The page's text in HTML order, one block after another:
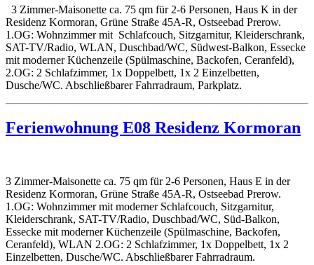
3 Zimmer-Maisonette ca. 75 qm für 2-6 Personen, Haus K in der
Residenz Kormoran, Grüne Straße 45A-R, Ostseebad Prerow.
1.OG: Wohnzimmer mit Schlafcouch, Sitzgarnitur, Kleiderschrank,
SAT-TV/Radio, WLAN, Duschbad/WC, Südwest-Balkon, Essecke
mit moderner Küchenzeile (Spülmaschine, Backofen, Ceranfeld),
2.OG: 2 Schlafzimmer, 1x Doppelbett, 1x 2 Einzelbetten,
Dusche/WC. Abschließbarer Fahrradraum, Parkplatz.
Ferienwohnung E08 Residenz Kormoran
3 Zimmer-Maisonette ca. 75 qm für 2-6 Personen, Haus E in der
Residenz Kormoran, Grüne Straße 45A-R, Ostseebad Prerow.
1.OG: Wohnzimmer mit moderner Schlafcouch, Sitzgarnitur,
Kleiderschrank, SAT-TV/Radio, Duschbad/WC, Süd-Balkon,
Essecke mit moderner Küchenzeile (Spülmaschine, Backofen,
Ceranfeld), WLAN 2.OG: 2 Schlafzimmer, 1x Doppelbett, 1x 2
Einzelbetten, Dusche/WC. Abschließbarer Fahrradraum.